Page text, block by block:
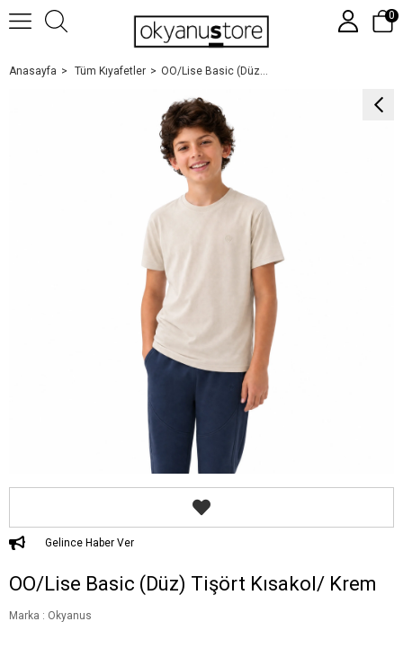
0
Anasayfa Tüm Kıyafetler OO/Lise Basic (Düz) Tişört Kısakol/ Krem
Gelince Haber Ver
OO/Lise Basic (Düz) Tişört Kısakol/ Krem
Marka : Okyanus